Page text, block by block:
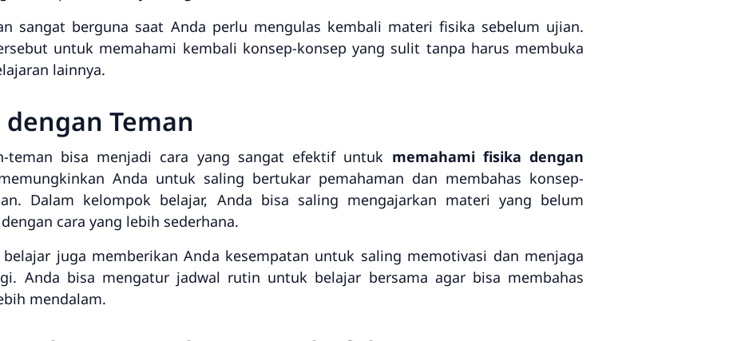
sangat berguna saat Anda perlu mengulas kembali materi fisika sebelum ujian.
untuk memahami kembali konsep-konsep yang sulit tanpa harus membuka
lainnya.
Teman
teman bisa menjadi cara yang sangat efektif untuk memahami fisika dengan
Anda untuk saling bertukar pemahaman dan membahas konsep-
Dalam kelompok belajar, Anda bisa saling mengajarkan materi yang belum
cara yang lebih sederhana.
juga memberikan Anda kesempatan untuk saling memotivasi dan menjaga
Anda bisa mengatur jadwal rutin untuk belajar bersama agar bisa membahas
mendalam.